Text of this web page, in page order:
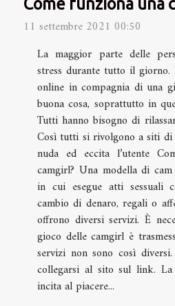
11 settembre 2021 00:50
La maggior parte delle
stress durante tutto il giorno.
online in compagnia di una
buona cosa, soprattutto in
Tutti hanno bisogno di
Così tutti si rivolgono a siti
nuda ed eccita l’utente
camgirl? Una modella di
in cui esegue atti sessuali
cambio di denaro, regali o
offrono diversi servizi. È
gioco delle camgirl è
servizi non sono così
collegarsi al sito sul link. La
incita al piacere...